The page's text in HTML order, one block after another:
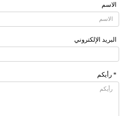
الاسم
البرید الإلکتروني
* رأیکم